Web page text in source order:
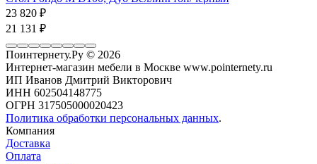
23 820 ₽
21 131 ₽
Поинтернету.Ру © 2026
Интернет-магазин мебели в Москве www.pointernety.ru
ИП Иванов Дмитрий Викторович
ИНН 602504148775
ОГРН 317505000020423
Политика обработки персональных данных.
Компания
Доставка
Оплата